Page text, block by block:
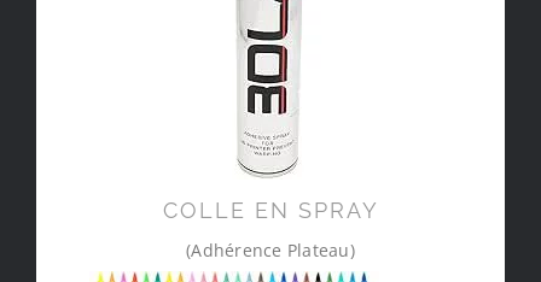
COLLE EN SPRAY
(Adhérence Plateau)